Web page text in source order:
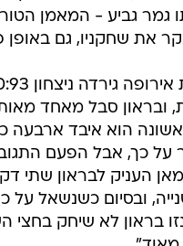
גמר גביע - המאמן
את שחקניו, גם באופן
ובראון סבל מאחד
הוא איבד ארבעה
על כך, אבל הפעם
העניק לבראון שתי
ובסיום כשנשאל על
בראון לא שיחק בחצי